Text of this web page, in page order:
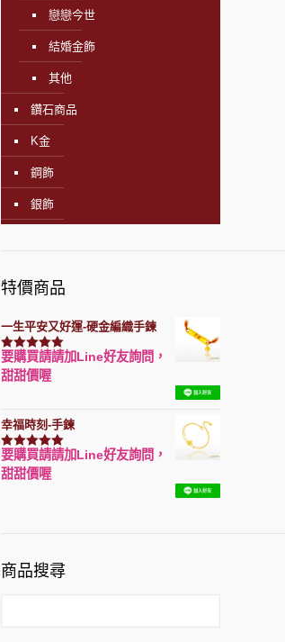
戀戀今世
結婚金飾
其他
鑽石商品
K金
鋼飾
銀飾
特價商品
一生平安又好運-硬金編織手鍊
評分7740滿分 5
要購買請請加Line好友詢問，
甜甜價喔
幸福時刻-手鍊
評分3150滿分 5
要購買請請加Line好友詢問，
甜甜價喔
商品搜尋